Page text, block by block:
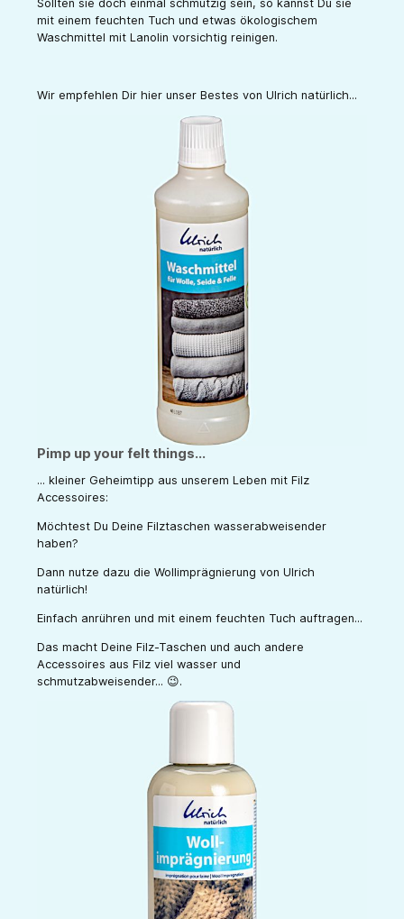
Sollten sie doch einmal schmutzig sein, so kannst Du sie
mit einem feuchten Tuch und etwas ökologischem
Waschmittel mit Lanolin vorsichtig reinigen.
Wir empfehlen Dir hier unser Bestes von Ulrich natürlich...
Pimp up your felt things...
... kleiner Geheimtipp aus unserem Leben mit Filz
Accessoires:
Möchtest Du Deine Filztaschen wasserabweisender
haben?
Dann nutze dazu die Wollimprägnierung von Ulrich
natürlich!
Einfach anrühren und mit einem feuchten Tuch auftragen...
Das macht Deine Filz-Taschen und auch andere
Accessoires aus Filz viel wasser und
schmutzabweisender... 😉.